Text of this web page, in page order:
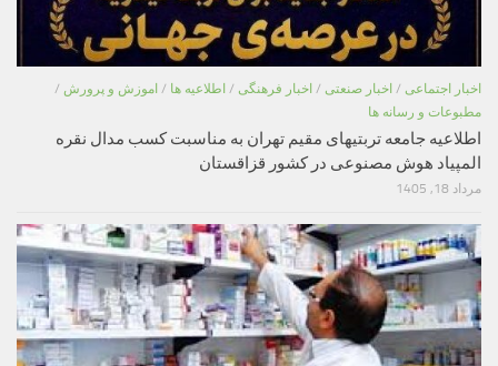
اخبار اجتماعی / اخبار صنعتی / اخبار فرهنگی / اطلاعیه ها / اموزش و پرورش /
مطبوعات و رسانه ها
اطلاعیه جامعه تربتیهای مقیم تهران به مناسبت کسب مدال نقره
المپیاد هوش مصنوعی در کشور قزاقستان
مرداد 18, 1405